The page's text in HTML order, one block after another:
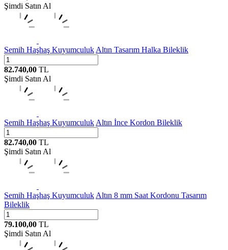
Şimdi Satın Al
Semih Haşhaş Kuyumculuk Altın Tasarım Halka Bileklik
82.740,00 TL
Şimdi Satın Al
Semih Haşhaş Kuyumculuk Altın İnce Kordon Bileklik
82.740,00 TL
Şimdi Satın Al
Semih Haşhaş Kuyumculuk Altın 8 mm Saat Kordonu Tasarım
Bileklik
79.100,00 TL
Şimdi Satın Al